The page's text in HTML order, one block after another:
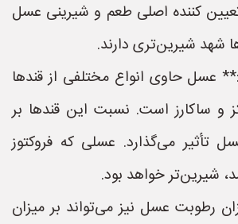
کننده اصلی طعم و شیرینی عسل
شهد شیرین‌تری دارند.
عسل حاوی انواع مختلفی از قندها
و ساکارز است. نسبت این قندها بر
تأثیر می‌گذارد. عسلی که فروکتوز
شیرین‌تر خواهد بود.
رطوبت عسل نیز می‌تواند بر میزان